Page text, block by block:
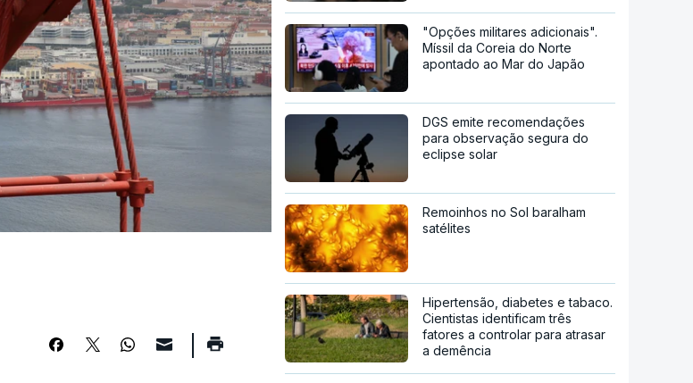
"Opções militares adicionais".
Míssil da Coreia do Norte
apontado ao Mar do Japão
DGS emite recomendações
para observação segura do
eclipse solar
Remoinhos no Sol baralham
satélites
Hipertensão, diabetes e tabaco.
Cientistas identificam três
fatores a controlar para atrasar
a demência